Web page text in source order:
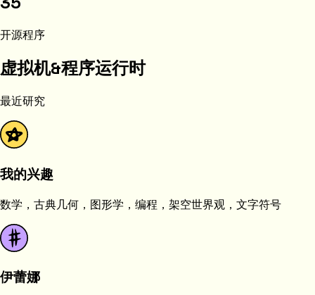
开源程序
虚拟机&程序运行时
最近研究
我的兴趣
数学，古典几何，图形学，编程，架空世界观，文字符号
伊蕾娜